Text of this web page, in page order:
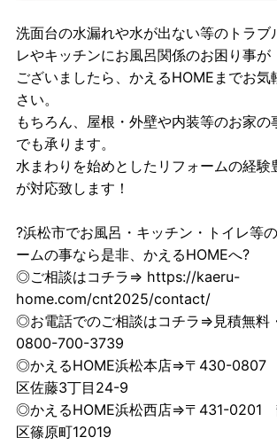
洗面台の水漏れや水が出ない等のトラブ
レやキッチンにお風呂関係のお困り事が
ございましたら、かえるHOMEまでお気
さい。
もちろん、屋根・外壁や内装等のお家の
でも承ります。
水まわりを始めとしたリフォームの経験
が対応致します！
?浜松市でお風呂・キッチン・トイレ等
ームの事なら是非、かえるHOMEへ?
◎ご相談はコチラ⇒ https://kaeru-
home.com/cnt2025/contact/
◎お電話でのご相談はコチラ⇒見積無料
0800-700-3739
◎かえるHOME浜松本店⇒〒430-0807
区佐藤3丁目24-9
◎かえるHOME浜松西店⇒〒431-0201
区篠原町12019